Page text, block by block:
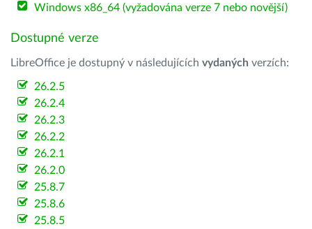
Windows x86_64 (vyžadována verze 7 nebo novější)
Dostupné verze
LibreOffice je dostupný v následujících vydaných verzích:
26.2.5
26.2.4
26.2.3
26.2.2
26.2.1
26.2.0
25.8.7
25.8.6
25.8.5